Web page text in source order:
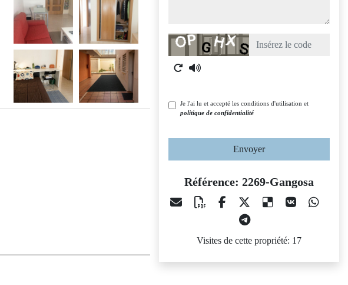
Captcha
Je l'ai lu et accepté les conditions d'utilisation et
politique de confidentialité
Envoyer
Référence: 2269-Gangosa
Visites de cette propriété: 17